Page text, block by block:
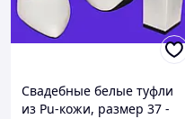
Свадебные белые туфли
из Pu-кожи, размер 37 -